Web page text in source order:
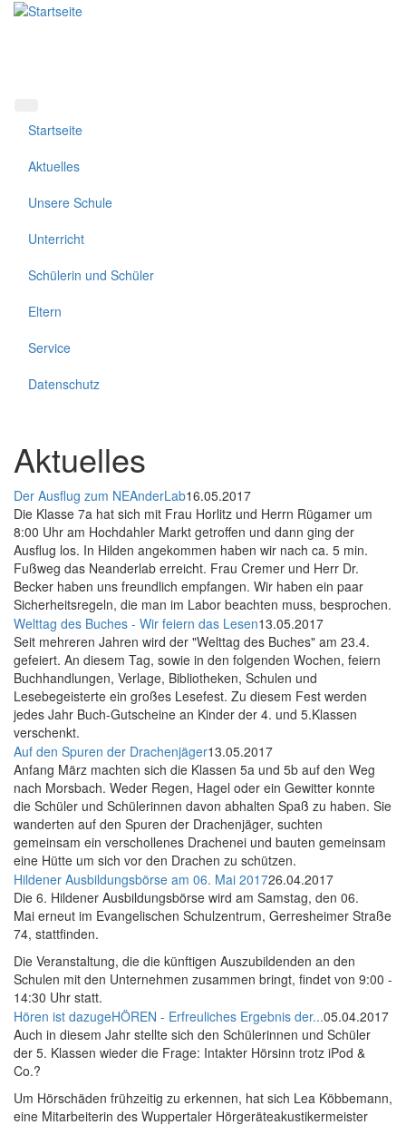
Direkt
Startseite
Aktuelles
Unsere Schule
Unterricht
Schülerin und Schüler
Eltern
Service
Datenschutz
Aktuelles
Der Ausflug zum NEAnderLab16.05.2017
Die Klasse 7a hat sich mit Frau Horlitz und Herrn Rügamer um
8:00 Uhr am Hochdahler Markt getroffen und dann ging der
Ausflug los. In Hilden angekommen haben wir nach ca. 5 min.
Fußweg das Neanderlab erreicht. Frau Cremer und Herr Dr.
Becker haben uns freundlich empfangen. Wir haben ein paar
Sicherheitsregeln, die man im Labor beachten muss, besprochen.
Welttag des Buches - Wir feiern das Lesen13.05.2017
Seit mehreren Jahren wird der "Welttag des Buches" am 23.4.
gefeiert. An diesem Tag, sowie in den folgenden Wochen, feiern
Buchhandlungen, Verlage, Bibliotheken, Schulen und
Lesebegeisterte ein großes Lesefest. Zu diesem Fest werden
jedes Jahr Buch-Gutscheine an Kinder der 4. und 5.Klassen
verschenkt.
Auf den Spuren der Drachenjäger13.05.2017
Anfang März machten sich die Klassen 5a und 5b auf den Weg
nach Morsbach. Weder Regen, Hagel oder ein Gewitter konnte
die Schüler und Schülerinnen davon abhalten Spaß zu haben. Sie
wanderten auf den Spuren der Drachenjäger, suchten
gemeinsam ein verschollenes Drachenei und bauten gemeinsam
eine Hütte um sich vor den Drachen zu schützen.
Hildener Ausbildungsbörse am 06. Mai 201726.04.2017
Die 6. Hildener Ausbildungsbörse wird am Samstag, den 06.
Mai erneut im Evangelischen Schulzentrum, Gerresheimer Straße
74, stattfinden.
Die Veranstaltung, die die künftigen Auszubildenden an den
Schulen mit den Unternehmen zusammen bringt, findet von 9:00 -
14:30 Uhr statt.
Hören ist dazugeHÖREN - Erfreuliches Ergebnis der...05.04.2017
Auch in diesem Jahr stellte sich den Schülerinnen und Schüler
der 5. Klassen wieder die Frage: Intakter Hörsinn trotz iPod &
Co.?
Um Hörschäden frühzeitig zu erkennen, hat sich Lea Köbbemann,
eine Mitarbeiterin des Wuppertaler Hörgeräteakustikermeister